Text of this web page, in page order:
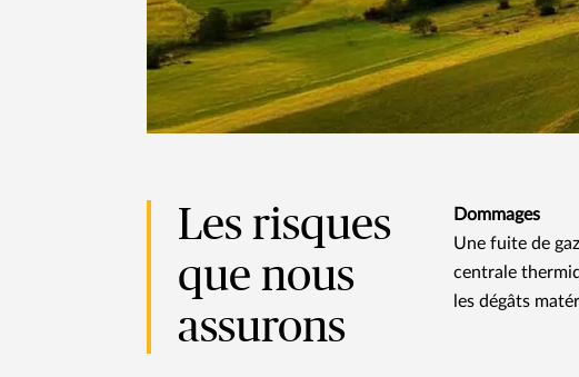
Les risques
que nous
assurons
Dommages
Une fuite de
centrale
les dégâts